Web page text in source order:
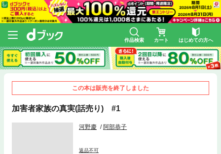
作品検索 カート はじめての方へ
この本は販売を終了しました
加害者家族の真実(話売り) #1
河野慶 阿部恭子
返品不可